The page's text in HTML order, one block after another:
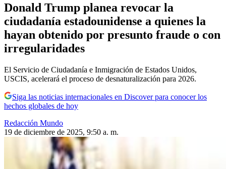
Donald Trump planea revocar la
ciudadanía estadounidense a quienes la
hayan obtenido por presunto fraude o con
irregularidades
El Servicio de Ciudadanía e Inmigración de Estados Unidos,
USCIS, acelerará el proceso de desnaturalización para 2026.
Siga las noticias internacionales en Discover para conocer los
hechos globales de hoy
Redacción Mundo
19 de diciembre de 2025, 9:50 a. m.